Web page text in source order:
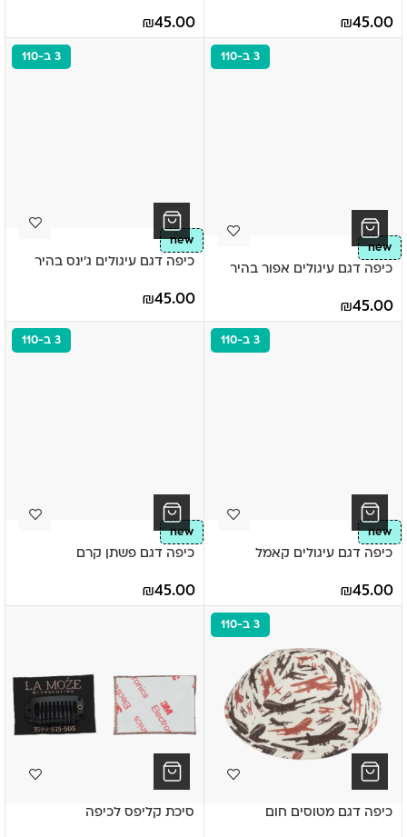
45.00
₪
45.00
₪
3 ב-110
new
כיפה דגם עיגולים אפור בהיר
45.00
₪
3 ב-110
new
כיפה דגם עיגולים ג'ינס בהיר
45.00
₪
3 ב-110
new
כיפה דגם עיגולים קאמל
45.00
₪
3 ב-110
new
כיפה דגם פשתן קרם
45.00
₪
3 ב-110
כיפה דגם מטוסים חום סיכת קליפס לכיפה